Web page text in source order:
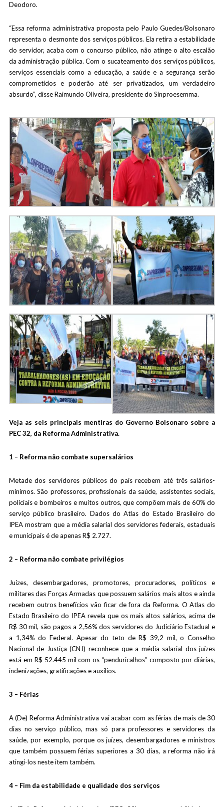
Deodoro.
“Essa reforma administrativa proposta pelo Paulo Guedes/Bolsonaro
representa o desmonte dos serviços públicos. Ela retira a estabilidade
do servidor, acaba com o concurso público, não atinge o alto escalão
da administração pública. Com o sucateamento dos serviços públicos,
serviços essenciais como a educação, a saúde e a segurança serão
comprometidos e poderão até ser privatizados, um verdadeiro
absurdo”, disse Raimundo Oliveira, presidente do Sinproesemma.
Veja as seis principais mentiras do Governo Bolsonaro sobre a
PEC 32, da Reforma Administrativa.
1 – Reforma não combate supersalários
Metade dos servidores públicos do país recebem até três salários-
mínimos. São professores, profissionais da saúde, assistentes sociais,
policiais e bombeiros e muitos outros, que compõem mais de 60% do
serviço público brasileiro. Dados do Atlas do Estado Brasileiro do
IPEA mostram que a média salarial dos servidores federais, estaduais
e municipais é de apenas R$ 2.727.
2 – Reforma não combate privilégios
Juízes, desembargadores, promotores, procuradores, políticos e
militares das Forças Armadas que possuem salários mais altos e ainda
recebem outros benefícios vão ficar de fora da Reforma. O Atlas do
Estado Brasileiro do IPEA revela que os mais altos salários, acima de
R$ 30 mil, são pagos a 2,56% dos servidores do Judiciário Estadual e
a 1,34% do Federal. Apesar do teto de R$ 39,2 mil, o Conselho
Nacional de Justiça (CNJ) reconhece que a média salarial dos juízes
está em R$ 52.445 mil com os “penduricalhos” composto por diárias,
indenizações, gratificações e auxílios.
3 – Férias
A (De) Reforma Administrativa vai acabar com as férias de mais de 30
dias no serviço público, mas só para professores e servidores da
saúde, por exemplo, porque os juízes, desembargadores e ministros
que também possuem férias superiores a 30 dias, a reforma não irá
atingi-los neste item também.
4 – Fim da estabilidade e qualidade dos serviços